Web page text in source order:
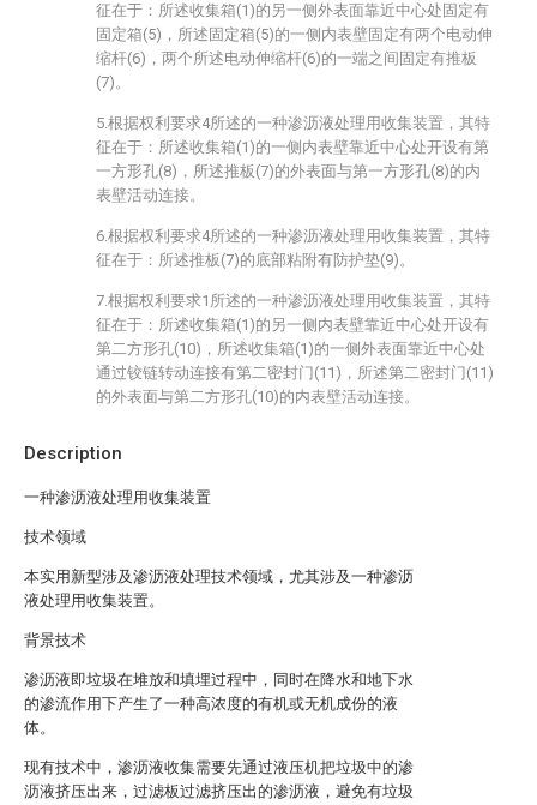
Description
一种渗沥液处理用收集装置
技术领域
本实用新型涉及渗沥液处理技术领域，尤其涉及一种渗沥
液处理用收集装置。
背景技术
渗沥液即垃圾在堆放和填埋过程中，同时在降水和地下水
的渗流作用下产生了一种高浓度的有机或无机成份的液
体。
现有技术中，渗沥液收集需要先通过液压机把垃圾中的渗
沥液挤压出来，过滤板过滤挤压出的渗沥液，避免有垃圾
征在于：所述收集箱(1)的另一侧外表面靠近中心处固定有
固定箱(5)，所述固定箱(5)的一侧内表壁固定有两个电动伸
缩杆(6)，两个所述电动伸缩杆(6)的一端之间固定有推板
(7)。
5.根据权利要求4所述的一种渗沥液处理用收集装置，其特
征在于：所述收集箱(1)的一侧内表壁靠近中心处开设有第
一方形孔(8)，所述推板(7)的外表面与第一方形孔(8)的内
表壁活动连接。
6.根据权利要求4所述的一种渗沥液处理用收集装置，其特
征在于：所述推板(7)的底部粘附有防护垫(9)。
7.根据权利要求1所述的一种渗沥液处理用收集装置，其特
征在于：所述收集箱(1)的另一侧内表壁靠近中心处开设有
第二方形孔(10)，所述收集箱(1)的一侧外表面靠近中心处
通过铰链转动连接有第二密封门(11)，所述第二密封门(11)
的外表面与第二方形孔(10)的内表壁活动连接。